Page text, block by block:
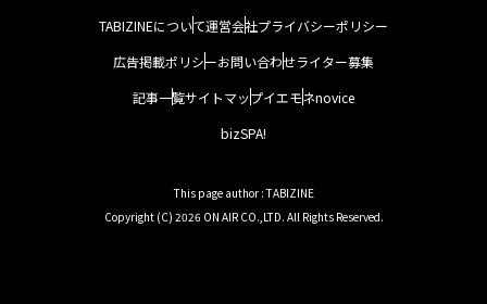
TABIZINEについて運営会社プライバシーポリシー
広告掲載ポリシーお問い合わせライター募集
記事一覧サイトマップイエモネnovice
bizSPA!
This page author : TABIZINE
Copyright (C) 2026 ON AIR CO.,LTD. All Rights Reserved.